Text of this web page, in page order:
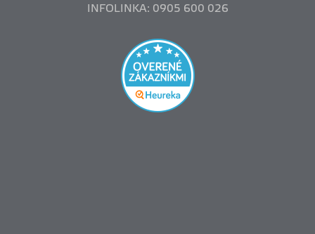
INFOLINKA: 0905 600 026